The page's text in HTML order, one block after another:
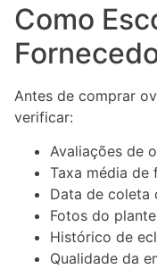
Como
Antes de comprar
verificar:
Avaliações de
Taxa média de
Data de coleta
Fotos do
Histórico de
Qualidade da